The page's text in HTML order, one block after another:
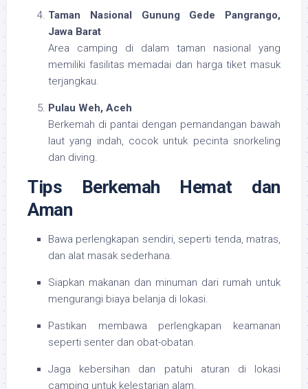
Taman Nasional Gunung Gede Pangrango,
Jawa Barat
Area camping di dalam taman nasional yang
memiliki fasilitas memadai dan harga tiket masuk
terjangkau.
Pulau Weh, Aceh
Berkemah di pantai dengan pemandangan bawah
laut yang indah, cocok untuk pecinta snorkeling
dan diving.
Tips Berkemah Hemat dan
Aman
Bawa perlengkapan sendiri, seperti tenda, matras,
dan alat masak sederhana.
Siapkan makanan dan minuman dari rumah untuk
mengurangi biaya belanja di lokasi.
Pastikan membawa perlengkapan keamanan
seperti senter dan obat-obatan.
Jaga kebersihan dan patuhi aturan di lokasi
camping untuk kelestarian alam.